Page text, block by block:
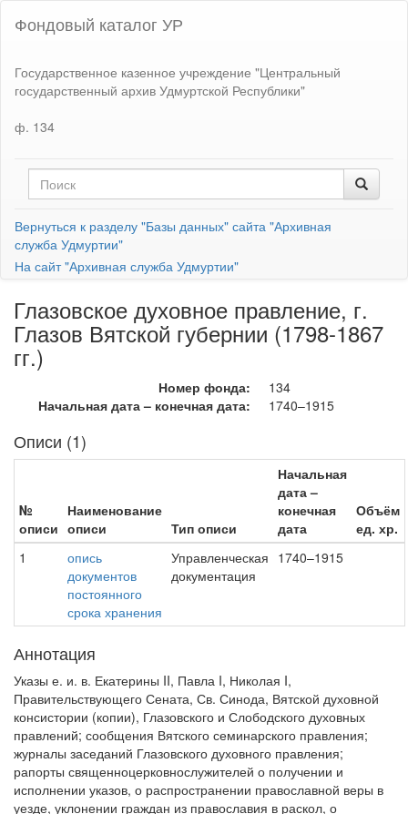
Фондовый каталог УР
Государственное казенное учреждение "Центральный
государственный архив Удмуртской Республики"
ф. 134
Вернуться к разделу "Базы данных" сайта "Архивная
служба Удмуртии"
На сайт "Архивная служба Удмуртии"
Глазовское духовное правление, г.
Глазов Вятской губернии (1798-1867
гг.)
Номер фонда:
134
Начальная дата – конечная дата:
1740–1915
Описи (1)
№
описи
Наименование
описи
Тип описи
Начальная
дата –
конечная
дата
Объём
ед. хр.
1
опись
документов
постоянного
срока хранения
Управленческая
документация
1740–1915
Аннотация
Указы е. и. в. Екатерины II, Павла I, Николая I,
Правительствующего Сената, Св. Синода, Вятской духовной
консистории (копии), Глазовского и Слободского духовных
правлений; сообщения Вятского семинарского правления;
журналы заседаний Глазовского духовного правления;
рапорты священноцерковнослужителей о получении и
исполнении указов, о распространении православной веры в
уезде, уклонении граждан из православия в раскол, о